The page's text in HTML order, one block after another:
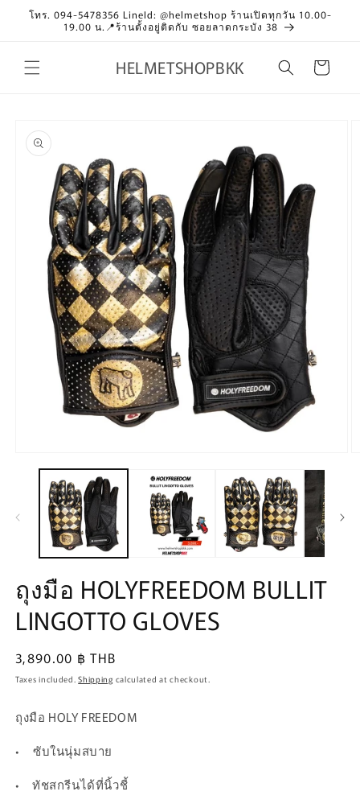
Skip to
content
โทร. 094-5478356 LineId: @helmetshop ร้านเปิดทุกวัน 10.00-
19.00 น.📍ร้านตั้งอยู่ติดกับ ซอยลาดกระบัง 38
HELMETSHOPBKK Cart
product
information
media
ถุงมือ HOLYFREEDOM BULLIT
LINGOTTO GLOVES
Regular
price
3,890.00 ฿ THB
Taxes included.Shipping calculated at checkout.
ถุงมือ HOLY FREEDOM
·
ซับในนุ่มสบาย
·
ทัชสกรีนได้ที่นิ้วชี้